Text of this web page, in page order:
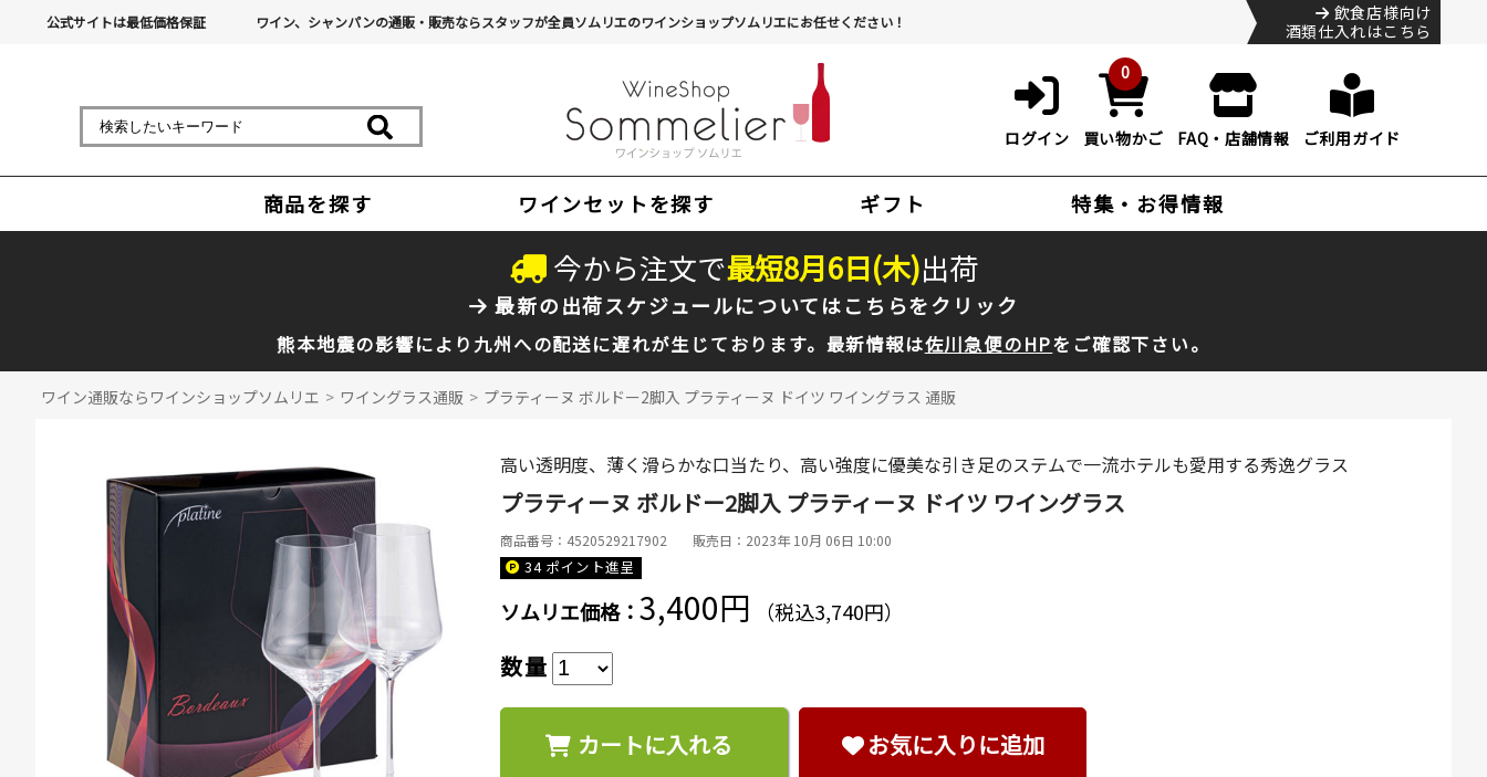
公式サイトは最低価格保証 ワイン、シャンパンの通販・販売ならスタッフが全員ソムリエのワインショップソムリエにお任せください！
飲食店様向け
酒類仕入れはこちら
ログイン
0
買い物かご FAQ・店舗情報 ご利用ガイド
商品を探す ワインセットを探す ギフト 特集・お得情報
今から注文で最短8月6日(木)出荷
最新の出荷スケジュールについてはこちらをクリック
熊本地震の影響により九州への配送に遅れが生じております。最新情報は佐川急便のHPをご確認下さい。
ワイン通販ならワインショップソムリエ > ワイングラス通販 > プラティーヌ ボルドー2脚入 プラティーヌ ドイツ ワイングラス 通販
高い透明度、薄く滑らかな口当たり、高い強度に優美な引き足のステムで一流ホテルも愛用する秀逸グラス
プラティーヌ ボルドー2脚入 プラティーヌ ドイツ ワイングラス
商品番号：4520529217902 販売日：2023年 10月 06日 10:00
34 ポイント進呈
ソムリエ価格：3,400円 （税込3,740円）
数量
カートに入れる お気に入りに追加